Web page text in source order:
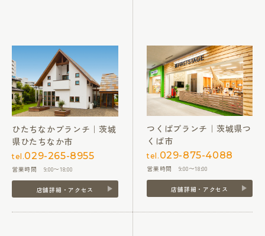
ひたちなかブランチ｜茨城
県ひたちなか市
tel.029-265-8955
営業時間 9:00〜18:00
店舗詳細・アクセス
つくばブランチ｜茨城県つ
くば市
tel. 029-875-4088
営業時間 9:00〜18:00
店舗詳細・アクセス